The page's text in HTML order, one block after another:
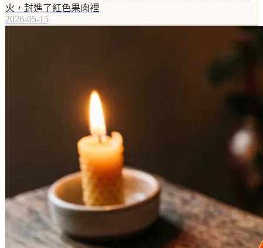
火，封進了紅色果肉裡
2026-05-15